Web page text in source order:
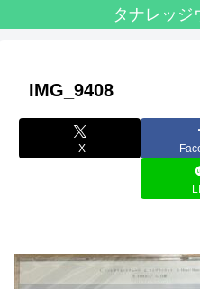
タナレッジ
IMG_9408
X